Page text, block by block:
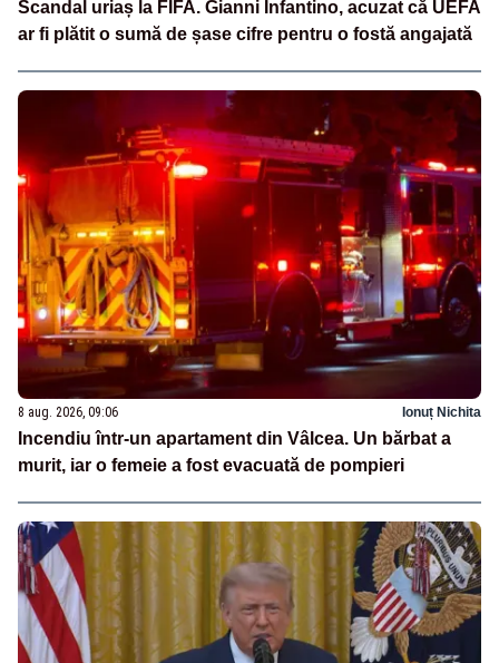
Scandal uriaș la FIFA. Gianni Infantino, acuzat că UEFA
ar fi plătit o sumă de șase cifre pentru o fostă angajată
8 aug. 2026, 09:06 Ionuț Nichita
Incendiu într-un apartament din Vâlcea. Un bărbat a
murit, iar o femeie a fost evacuată de pompieri